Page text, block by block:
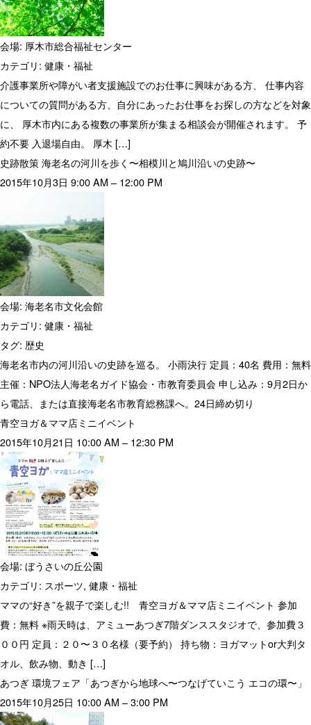
会場: 厚木市総合福祉センター
カテゴリ: 健康・福祉
介護事業所や障がい者支援施設でのお仕事に興味がある方、 仕事内容
についての質問がある方、自分にあったお仕事をお探しの方などを対象
に、 厚木市内にある複数の事業所が集まる相談会が開催されます。 予
約不要 入退場自由。 厚木 […]
史跡散策 海老名の河川を歩く〜相模川と鳩川沿いの史跡〜
2015年10月3日 9:00 AM – 12:00 PM
会場: 海老名市文化会館
カテゴリ: 健康・福祉
タグ: 歴史
海老名市内の河川沿いの史跡を巡る。 小雨決行 定員：40名 費用：無料
主催：NPO法人海老名ガイド協会・市教育委員会 申し込み：9月2日か
ら電話、または直接海老名市教育総務課へ。24日締め切り
青空ヨガ＆ママ店ミニイベント
2015年10月21日 10:00 AM – 12:30 PM
会場: ぼうさいの丘公園
カテゴリ: スポーツ, 健康・福祉
ママの“好き”を親子で楽しむ!! 青空ヨガ＆ママ店ミニイベント 参加
費：無料 ※雨天時は、アミューあつぎ7階ダンススタジオで、参加費３
００円 定員：２０〜３０名様（要予約） 持ち物：ヨガマットor大判タ
オル、飲み物、動き […]
あつぎ 環境フェア「あつぎから地球へ〜つなげていこう エコの環〜」
2015年10月25日 10:00 AM –3:00 PM